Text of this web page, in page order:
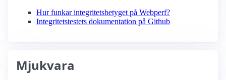
Hur funkar integritetsbetyget på Webperf?
Integritetstestets dokumentation på Github
Mjukvara